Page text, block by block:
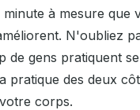
minute à mesure que
N'oubliez
de gens pratiquent
pratique des deux
corps.